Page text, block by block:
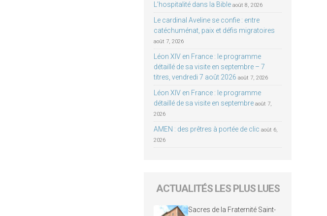
L’hospitalité dans la Bible août 8, 2026
Le cardinal Aveline se confie : entre
catéchuménat, paix et défis migratoires
août 7, 2026
Léon XIV en France : le programme
détaillé de sa visite en septembre – 7
titres, vendredi 7 août 2026 août 7, 2026
Léon XIV en France : le programme
détaillé de sa visite en septembre août 7,
2026
AMEN : des prêtres à portée de clic août 6,
2026
ACTUALITÉS LES PLUS LUES
Sacres de la Fraternité Saint-